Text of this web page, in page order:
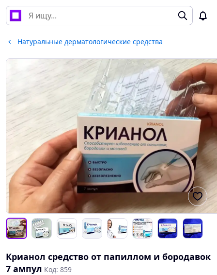
Натуральные дерматологические средства
Крианол средство от папиллом и бородавок
7 ампул Код: 859